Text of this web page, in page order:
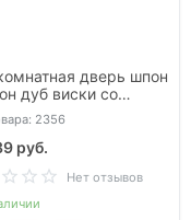
дверь шпон
дуб виски со
2356
руб.
Нет отзывов